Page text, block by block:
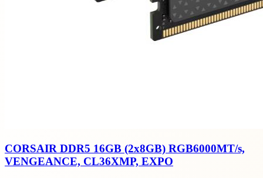
CORSAIR DDR5 16GB (2x8GB) RGB6000MT/s,
VENGEANCE, CL36XMP, EXPO